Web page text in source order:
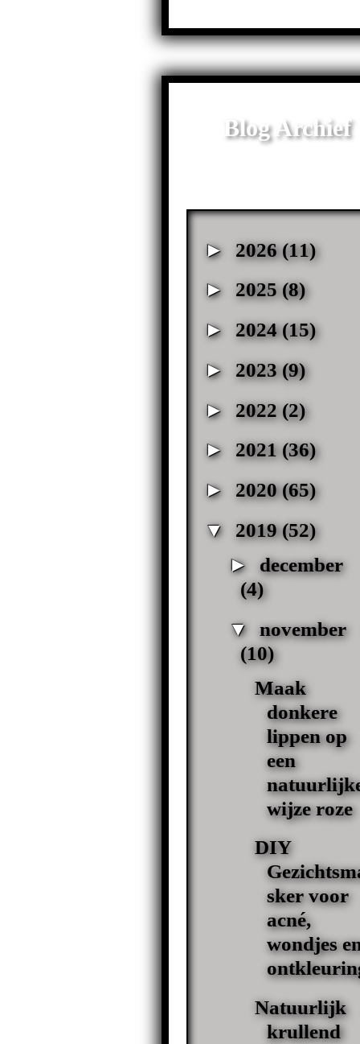
Blog Archief
► 2026(11)
► 2025(8)
► 2024(15)
► 2023(9)
► 2022(2)
► 2021(36)
► 2020(65)
▼ 2019(52)
► december
(4)
▼ november
(10)
Maak
donkere
lippen op
een
wijze roze
DIY
sker voor
acné,
wondjes
Natuurlijk
krullend